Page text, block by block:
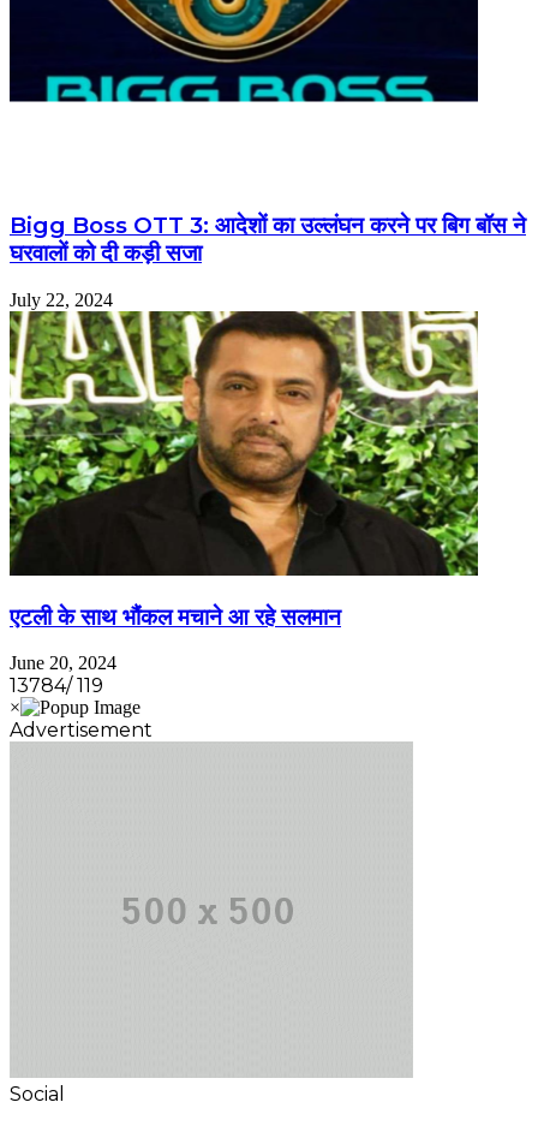
Bigg Boss OTT 3: आदेशों का उल्लंघन करने पर बिग बॉस ने
घरवालों को दी कड़ी सजा
July 22, 2024
एटली के साथ भौंकल मचाने आ रहे सलमान
June 20, 2024
13784/ 119
Advertisement
Social